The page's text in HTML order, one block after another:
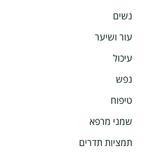
נשים
עור ושיער
עיכול
נפש
טיפוח
שמני מרפא
תמציות תדרים